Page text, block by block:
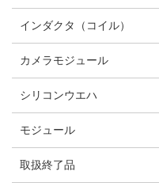
インダクタ（コイル）
カメラモジュール
シリコンウエハ
モジュール
取扱終了品